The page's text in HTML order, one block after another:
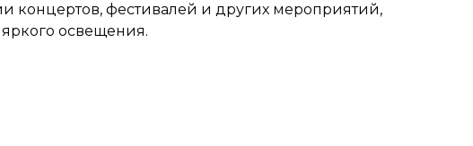
концертов, фестивалей и других мероприятий,
освещения.